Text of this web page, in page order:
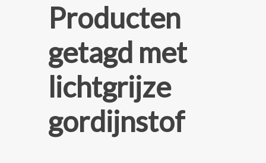
Producten
getagd met
lichtgrijze
gordijnstof